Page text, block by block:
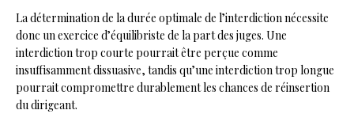
La détermination de la durée optimale de l’interdiction nécessite
donc un exercice d’équilibriste de la part des juges. Une
interdiction trop courte pourrait être perçue comme
insuffisamment dissuasive, tandis qu’une interdiction trop longue
pourrait compromettre durablement les chances de réinsertion
du dirigeant.